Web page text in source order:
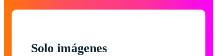
Solo imágenes